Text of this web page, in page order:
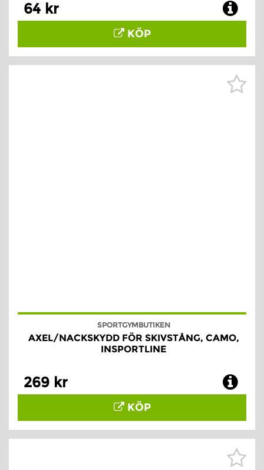
64 kr
KÖP
SPORTGYMBUTIKEN
AXEL/NACKSKYDD FÖR SKIVSTÅNG, CAMO,
INSPORTLINE
269 kr
KÖP